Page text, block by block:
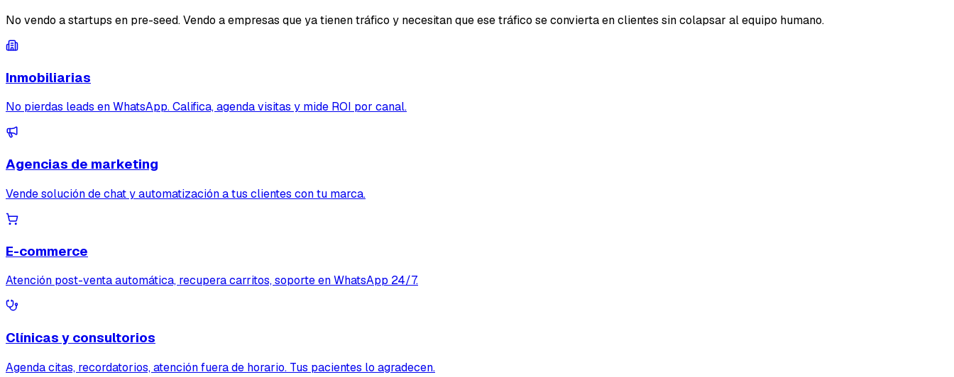
No vendo a startups en pre-seed. Vendo a empresas que ya tienen tráfico y necesitan que ese tráfico se convierta en clientes sin colapsar al equipo humano.
Inmobiliarias
No pierdas leads en WhatsApp. Califica, agenda visitas y mide ROI por canal.
Agencias de marketing
Vende solución de chat y automatización a tus clientes con tu marca.
E-commerce
Atención post-venta automática, recupera carritos, soporte en WhatsApp 24/7.
Clínicas y consultorios
Agenda citas, recordatorios, atención fuera de horario. Tus pacientes lo agradecen.